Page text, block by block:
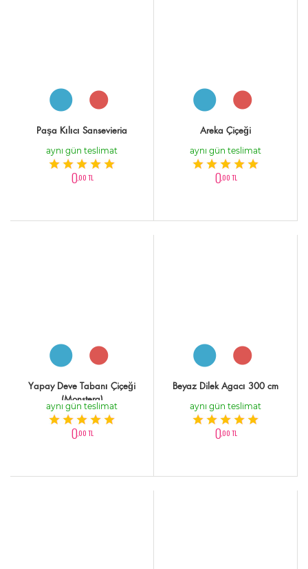
Paşa Kılıcı Sansevieria
aynı gün teslimat
0,00 TL
Areka Çiçeği
aynı gün teslimat
0,00 TL
Yapay Deve Tabanı Çiçeği
(Monstera)
aynı gün teslimat
0,00 TL
Beyaz Dilek Agacı 300 cm
aynı gün teslimat
0,00 TL